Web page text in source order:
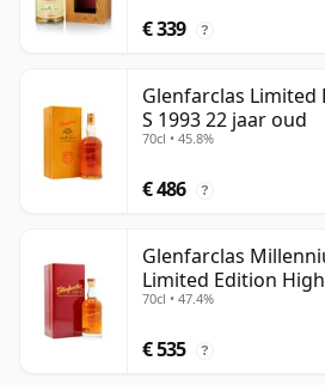
€ 339 ?
Glenfarclas Limited
S 1993 22 jaar oud
70cl • 45.8%
€ 486 ?
Glenfarclas
Limited Edition
jaar oud
70cl • 47.4%
€ 535 ?